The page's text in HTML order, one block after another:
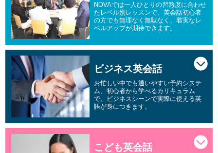
NOVAでは一人ひとりの習熟度に合わせ
たレベル別レッスンで、英会話初心者
の方でも無理なく無駄なく、着実なレ
ベルアップが期待できます。
ビジネス英会話
お忙しい中でも通いやすい予約システ
ム、初心者から学べるカリキュラム
で、ビジネスシーンで実際に使える英
語が身につきます。
こども英会話